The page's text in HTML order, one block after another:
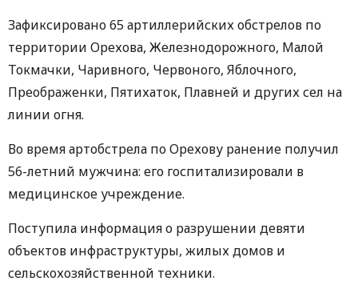
Зафиксировано 65 артиллерийских обстрелов по
территории Орехова, Железнодорожного, Малой
Токмачки, Чаривного, Червоного, Яблочного,
Преображенки, Пятихаток, Плавней и других сел на
линии огня.
Во время артобстрела по Орехову ранение получил
56-летний мужчина: его госпитализировали в
медицинское учреждение.
Поступила информация о разрушении девяти
объектов инфраструктуры, жилых домов и
сельскохозяйственной техники.